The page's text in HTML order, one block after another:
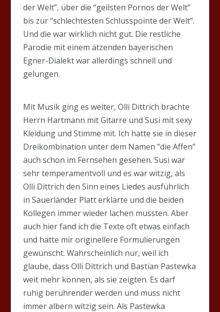
der Welt”, über die “geilsten Pornos der Welt”
bis zur “schlechtesten Schlusspointe der Welt”.
Und die war wirklich nicht gut. Die restliche
Parodie mit einem ätzenden bayerischen
Egner-Dialekt war allerdings schnell und
gelungen.
Mit Musik ging es weiter, Olli Dittrich brachte
Herrn Hartmann mit Gitarre und Susi mit sexy
Kleidung und Stimme mit. Ich hatte sie in dieser
Dreikombination unter dem Namen ”die Affen”
auch schon im Fernsehen gesehen. Susi war
sehr temperamentvoll und es war witzig, als
Olli Dittrich den Sinn eines Liedes ausführlich
in Sauerländer Platt erklärte und die beiden
Kollegen immer wieder lachen mussten. Aber
auch hier fand ich die Texte oft etwas einfach
und hätte mir originellere Formulierungen
gewünscht. Wahrscheinlich nur, weil ich
glaube, dass Olli Dittrich und Bastian Pastewka
weit mehr können, als sie zeigten. Es darf
ruhig berührender werden und muss nicht
immer albern witzig sein. Als Pastewka